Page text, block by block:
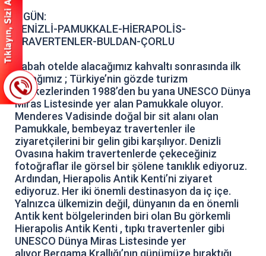
3.GÜN:
DENİZLİ-PAMUKKALE-HİERAPOLİS-
TRAVERTENLER-BULDAN-ÇORLU
Sabah otelde alacağımız kahvaltı sonrasında ilk
durağımız ; Türkiye’nin gözde turizm
merkezlerinden 1988’den bu yana UNESCO Dünya
Miras Listesinde yer alan Pamukkale oluyor.
Menderes Vadisinde doğal bir sit alanı olan
Pamukkale, bembeyaz travertenler ile
ziyaretçilerini bir gelin gibi karşılıyor. Denizli
Ovasına hakim travertenlerde çekeceğiniz
fotoğraflar ile görsel bir şölene tanıklık ediyoruz.
Ardından, Hierapolis Antik Kenti’ni ziyaret
ediyoruz. Her iki önemli destinasyon da iç içe.
Yalnızca ülkemizin değil, dünyanın da en önemli
Antik kent bölgelerinden biri olan Bu görkemli
Hierapolis Antik Kenti , tıpkı travertenler gibi
UNESCO Dünya Miras Listesinde yer
alıyor.Bergama Krallığı’nın günümüze bıraktığı